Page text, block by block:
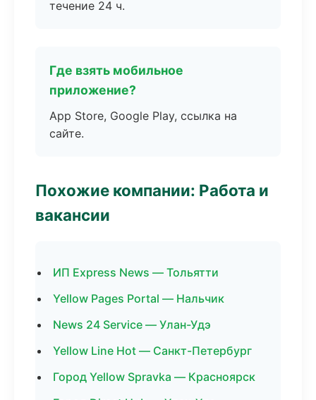
течение 24 ч.
Где взять мобильное
приложение?
App Store, Google Play, ссылка на
сайте.
Похожие компании: Работа и
вакансии
ИП Express News — Тольятти
Yellow Pages Portal — Нальчик
News 24 Service — Улан-Удэ
Yellow Line Hot — Санкт-Петербург
Город Yellow Spravka — Красноярск